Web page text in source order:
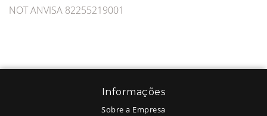
NOT ANVISA 82255219001
Informações
Sobre a Empresa